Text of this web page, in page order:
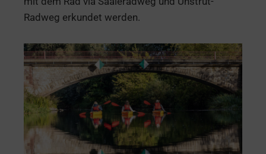
Radweg erkundet werden.